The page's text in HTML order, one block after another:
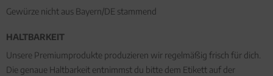
Gewürze nicht aus Bayern/DE stammend
HALTBARKEIT
Unsere Premiumprodukte produzieren wir regelmäßig frisch für dich.
Die genaue Haltbarkeit entnimmst du bitte dem Etikett auf der